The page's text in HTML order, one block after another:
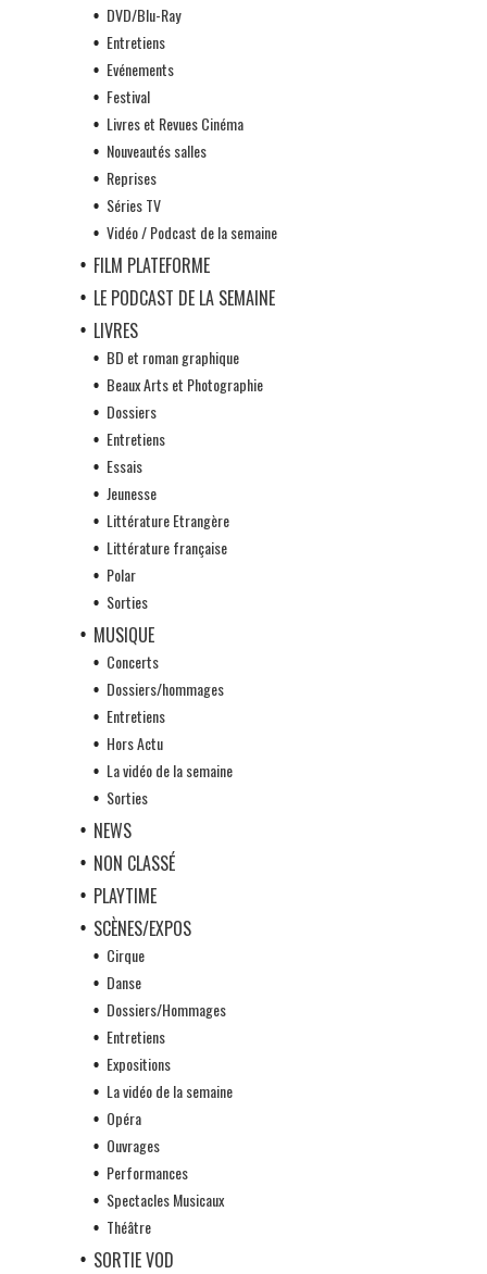
DVD/Blu-Ray
Entretiens
Evénements
Festival
Livres et Revues Cinéma
Nouveautés salles
Reprises
Séries TV
Vidéo / Podcast de la semaine
FILM PLATEFORME
LE PODCAST DE LA SEMAINE
LIVRES
BD et roman graphique
Beaux Arts et Photographie
Dossiers
Entretiens
Essais
Jeunesse
Littérature Etrangère
Littérature française
Polar
Sorties
MUSIQUE
Concerts
Dossiers/hommages
Entretiens
Hors Actu
La vidéo de la semaine
Sorties
NEWS
NON CLASSÉ
PLAYTIME
SCÈNES/EXPOS
Cirque
Danse
Dossiers/Hommages
Entretiens
Expositions
La vidéo de la semaine
Opéra
Ouvrages
Performances
Spectacles Musicaux
Théâtre
SORTIE VOD